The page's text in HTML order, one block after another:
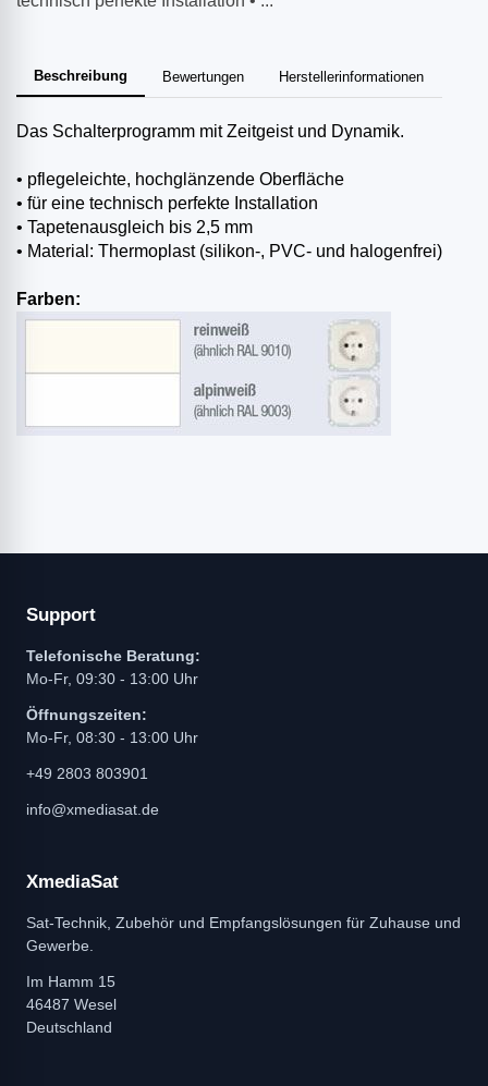
Beschreibung Bewertungen Herstellerinformationen
Das Schalterprogramm mit Zeitgeist und Dynamik.
• pflegeleichte, hochglänzende Oberfläche
• für eine technisch perfekte Installation
• Tapetenausgleich bis 2,5 mm
• Material: Thermoplast (silikon-, PVC- und halogenfrei)
Farben:
Support
Telefonische Beratung:
Mo-Fr, 09:30 - 13:00 Uhr
Öffnungszeiten:
Mo-Fr, 08:30 - 13:00 Uhr
+49 2803 803901
info@xmediasat.de
XmediaSat
Sat-Technik, Zubehör und Empfangslösungen für Zuhause und
Gewerbe.
Im Hamm 15
46487 Wesel
Deutschland